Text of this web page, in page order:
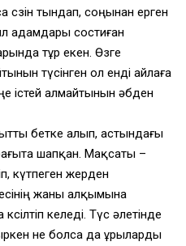
сөзін тындап, соңынан ерген
адамдары состиған
тұр екен. Өзге
түсінген ол енді айлаға
істей алмайтынын әбден
бетке алып, астындағы
шапқан. Мақсаты –
күтпеген жерден
жаны алқымына
келеді. Түс әлетінде
не болса да ұрыларды